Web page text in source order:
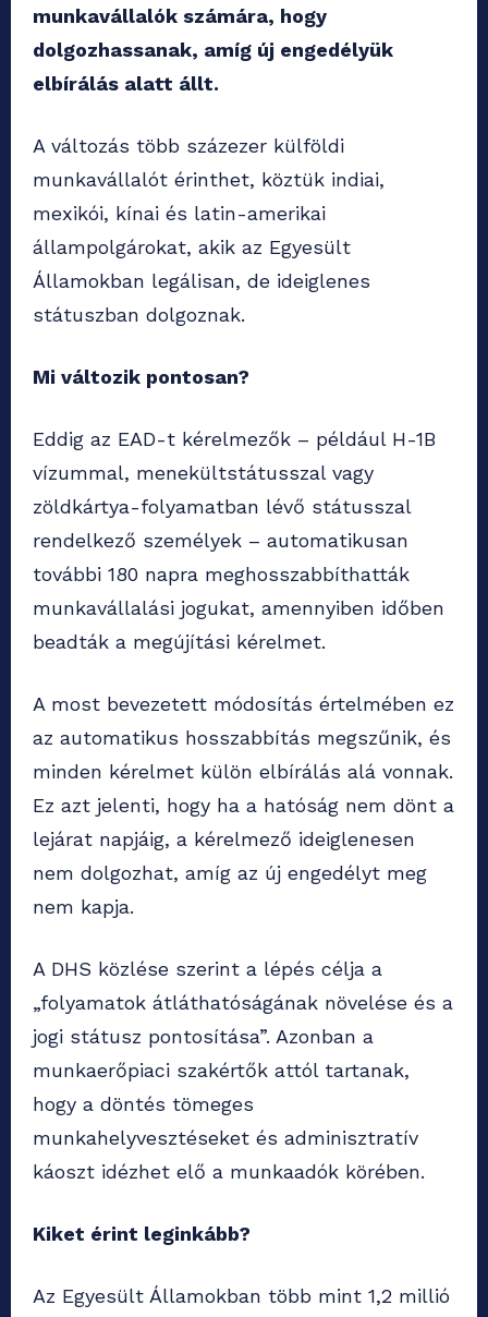
munkavállalók számára, hogy
dolgozhassanak, amíg új engedélyük
elbírálás alatt állt.
A változás több százezer külföldi
munkavállalót érinthet, köztük indiai,
mexikói, kínai és latin-amerikai
állampolgárokat, akik az Egyesült
Államokban legálisan, de ideiglenes
státuszban dolgoznak.
Mi változik pontosan?
Eddig az EAD-t kérelmezők – például H-1B
vízummal, menekültstátusszal vagy
zöldkártya-folyamatban lévő státusszal
rendelkező személyek – automatikusan
további 180 napra meghosszabbíthatták
munkavállalási jogukat, amennyiben időben
beadták a megújítási kérelmet.
A most bevezetett módosítás értelmében ez
az automatikus hosszabbítás megszűnik, és
minden kérelmet külön elbírálás alá vonnak.
Ez azt jelenti, hogy ha a hatóság nem dönt a
lejárat napjáig, a kérelmező ideiglenesen
nem dolgozhat, amíg az új engedélyt meg
nem kapja.
A DHS közlése szerint a lépés célja a
„folyamatok átláthatóságának növelése és a
jogi státusz pontosítása”. Azonban a
munkaerőpiaci szakértők attól tartanak,
hogy a döntés tömeges
munkahelyvesztéseket és adminisztratív
káoszt idézhet elő a munkaadók körében.
Kiket érint leginkább?
Az Egyesült Államokban több mint 1,2 millió